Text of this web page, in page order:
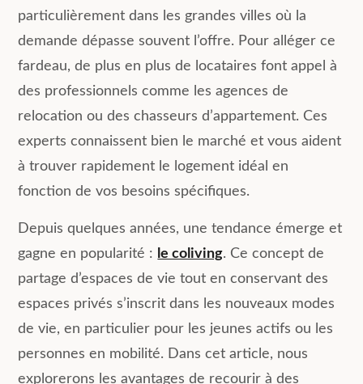
particulièrement dans les grandes villes où la
demande dépasse souvent l’offre. Pour alléger ce
fardeau, de plus en plus de locataires font appel à
des professionnels comme les agences de
relocation ou des chasseurs d’appartement. Ces
experts connaissent bien le marché et vous aident
à trouver rapidement le logement idéal en
fonction de vos besoins spécifiques.
Depuis quelques années, une tendance émerge et
gagne en popularité : le coliving. Ce concept de
partage d’espaces de vie tout en conservant des
espaces privés s’inscrit dans les nouveaux modes
de vie, en particulier pour les jeunes actifs ou les
personnes en mobilité. Dans cet article, nous
explorerons les avantages de recourir à des